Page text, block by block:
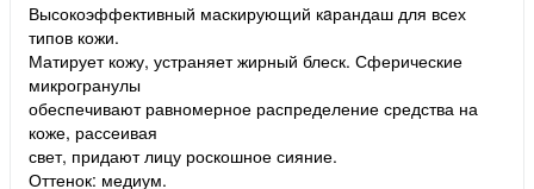
Высокоэффективный маскирующий кaрандаш для всех
типов кожи.
Матирует кожу, устраняет жирный блеск. Сферические
микрогранулы
обеспечивают равномерное распределение средства на
коже, рассеивая
свет, придают лицу роскошное сияние.
Оттенок: медиум.